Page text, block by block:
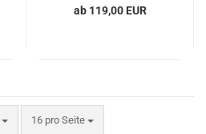
ab 119,00 EUR
16 pro Seite
pro Seite